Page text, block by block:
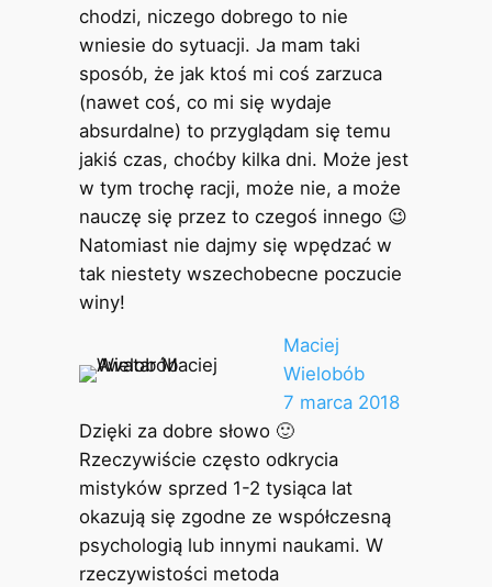
chodzi, niczego dobrego to nie
wniesie do sytuacji. Ja mam taki
sposób, że jak ktoś mi coś zarzuca
(nawet coś, co mi się wydaje
absurdalne) to przyglądam się temu
jakiś czas, choćby kilka dni. Może jest
w tym trochę racji, może nie, a może
nauczę się przez to czegoś innego 😉
Natomiast nie dajmy się wpędzać w
tak niestety wszechobecne poczucie
winy!
Maciej
Wielobób
7 marca 2018
Dzięki za dobre słowo 🙂
Rzeczywiście często odkrycia
mistyków sprzed 1-2 tysiąca lat
okazują się zgodne ze współczesną
psychologią lub innymi naukami. W
rzeczywistości metoda